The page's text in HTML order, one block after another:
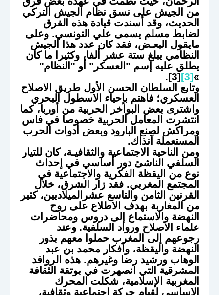
من الجيش على نسق نظام الجيش التركي
الحديث، وقد أسندت قيادة هذه الفرق
لضابط مسلم يسمى علي التونسي. وعلى
مايقول البعـض، فقد كان عدد هذا الجيش
النظامي يبلغ ستة عشر ألفا، وكثيرا ما كان
يطلق عليه إسم "العسكر" أو "النظام"
»
[3]
[3].
وتابع السلطان الحسن الأول طريق الاصلاح
العسكري؛ فاهتم بإحياء الاسطول البحري
واشترى بعض البواخر الحربية من أوربا، كما
انتشرت المعامل الحربية خصوصا في فاس
ومراكش لصنع البارود وبعض أدوات الحرب
المستعملة آنذاك.
ومن الناحية الاجتماعية والثقافيـة، كان للتيار
السلفي الناشئ دور أساسي في إحداث
نوع من اليقظة الفكرية والاجتماعية في
المجتمع المغربي. فقد زار الشرق، خلال
القرنين الثامن والتاسع عشرالميلاديين، كثير
من المغاربة بهدف الاطلاع على روح
النهضة والاستماع إلى دروس ومحاضرات
علماء الاصلاح ورواد السلفية. وعند
رجوعهم إلى المغرب حملوا معهم بذور
النهضة واليقظة، وأفكار محمد بن عبد
الوهاب ورشيد رضا وغيرهم. هذه الروافد
المشرقية التي انصهرت في بوتقة الثقافة
المغربية الإسلامية، شكلت المحرك
الاساسي لقيام حركة اجتماعية وثقافية،